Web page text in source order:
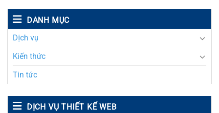
DANH MỤC
Dịch vụ
Kiến thức
Tin tức
DỊCH VỤ THIẾT KẾ WEB